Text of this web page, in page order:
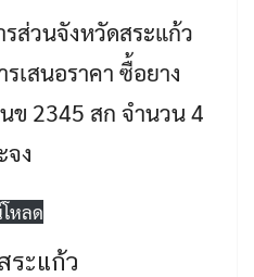
ส่วนจังหวัดสระแก้ว
เสนอราคา ซื้อยาง
ข 2345 สก จำนวน 4
จง
หลด
ระแก้ว